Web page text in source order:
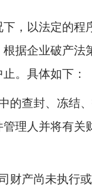
，以法定的程
据企业破产法
。具体如下：
的查封、冻结
理人并将有关
财产尚未执行